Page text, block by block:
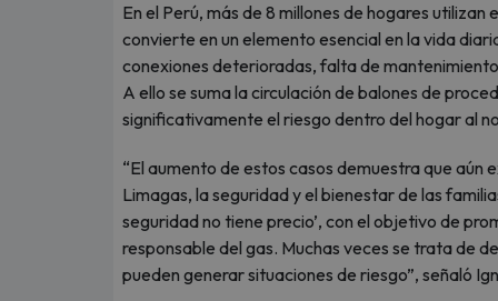
En el Perú, más de 8 millones de hogares
convierte en un elemento esencial en la vida
conexiones deterioradas, falta de
A ello se suma la circulación de balones de
significativamente el riesgo dentro del hogar al
“El aumento de estos casos demuestra que aún
Limagas, la seguridad y el bienestar de las
seguridad no tiene precio’, con el objetivo de
responsable del gas. Muchas veces se trata de
pueden generar situaciones de riesgo”, señaló